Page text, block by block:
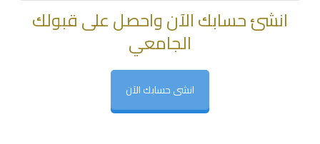
انشئ حسابك الآن واحصل على قبولك
الجامعي
انشى حسابك الآن